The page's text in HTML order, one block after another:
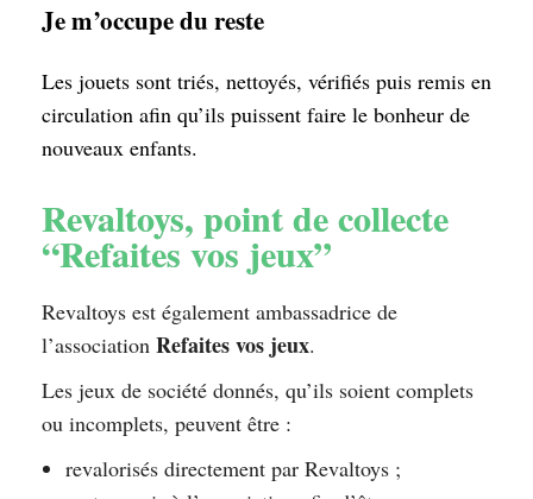
Je m’occupe du reste
Les jouets sont triés, nettoyés, vérifiés puis remis en
circulation afin qu’ils puissent faire le bonheur de
nouveaux enfants.
Revaltoys, point de collecte
“Refaites vos jeux”
Revaltoys est également ambassadrice de
l’association Refaites vos jeux.
Les jeux de société donnés, qu’ils soient complets
ou incomplets, peuvent être :
revalorisés directement par Revaltoys ;